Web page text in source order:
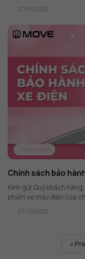
27/10/2025
Chính sách bảo
Kính gửi Quý khách hàng, Cảm ơn bạn đã tin tưởng lựa chọn sản
phẩm xe máy điện của
07/01/2025
«